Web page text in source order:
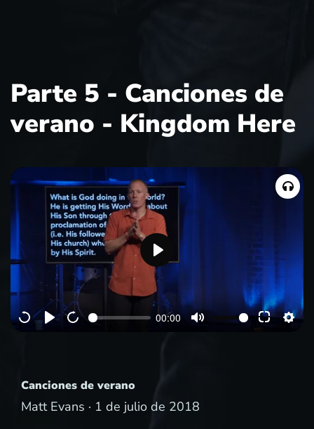
Parte 5 - Canciones de
verano - Kingdom Here
00:00
P
l
a
Canciones de verano
Matt Evans · 1 de julio de 2018